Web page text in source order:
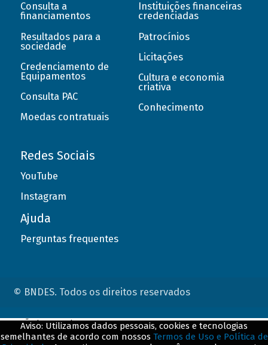
Consulta a
financiamentos
Resultados para a
sociedade
Credenciamento de
Equipamentos
Consulta PAC
Moedas contratuais
Instituições financeiras
credenciadas
Patrocínios
Licitações
Cultura e economia
criativa
Conhecimento
Redes Sociais
YouTube
Instagram
Ajuda
Perguntas frequentes
© BNDES. Todos os direitos reservados
Aviso: Utilizamos dados pessoais, cookies e tecnologias
semelhantes de acordo com nossos Termos de Uso e Política de
ConteÃºdo complementar